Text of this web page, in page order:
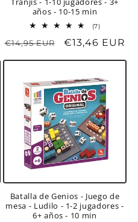
años - 10-15 min
(7)7
totales
Precio
€14,95 EUR
Precio
€13,46 EUR
Batalla de Genios - Juego de
mesa - Ludilo - 1-2 jugadores -
6+ años - 10 min